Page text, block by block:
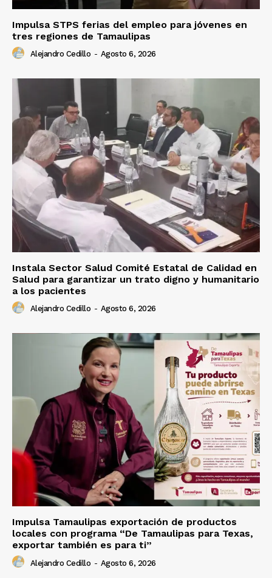
Impulsa STPS ferias del empleo para jóvenes en
tres regiones de Tamaulipas
Alejandro Cedillo - Agosto 6, 2026
Instala Sector Salud Comité Estatal de Calidad en
Salud para garantizar un trato digno y humanitario
a los pacientes
Alejandro Cedillo - Agosto 6, 2026
Impulsa Tamaulipas exportación de productos
locales con programa “De Tamaulipas para Texas,
exportar también es para ti”
Alejandro Cedillo - Agosto 6, 2026